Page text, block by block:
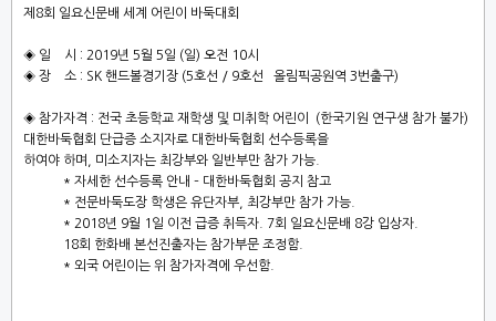
제 8회 일요신문배 세계 어린이 바둑대회
◈ 일 시 : 2019년 5월 5일 (일) 오전 10시
◈ 장 소 : SK 핸드볼경기장 (5호선 / 9호선 올림픽공원역 3번출구)
◈ 참가자격 : 전국 초등학교 재학생 및 미취학 어린이 (한국기원 연구생 참가 불가)
대한바둑협회 단급증 소지자로 대한바둑협회 선수등록을
하여야 하며
미소지자는 최강부와 일반부만 참가 가능
* 자세한 선수등록 안내 – 대한바둑협회 공지 참고
* 전문바둑도장 학생은 유단자부 최강부만 참가 가능
* 2018년 9월 1 일 이전 급증 취득자 . 7회 일요신문배 8강 입상자
18회 한화배 본선진출자는 참가부문 조정함
* 외국 어린이는 위 참가자격에 우선함.